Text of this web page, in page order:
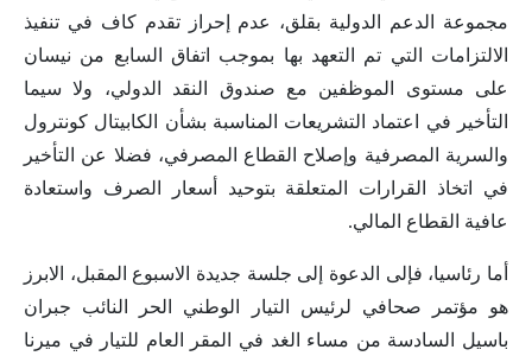
مجموعة الدعم الدولية بقلق، عدم إحراز تقدم كاف في تنفيذ
الالتزامات التي تم التعهد بها بموجب اتفاق السابع من نيسان
على مستوى الموظفين مع صندوق النقد الدولي، ولا سيما
التأخير في اعتماد التشريعات المناسبة بشأن الكابيتال كونترول
والسرية المصرفية وإصلاح القطاع المصرفي، فضلا عن التأخير
في اتخاذ القرارات المتعلقة بتوحيد أسعار الصرف واستعادة
عافية القطاع المالي.
أما رئاسيا، فإلى الدعوة إلى جلسة جديدة الاسبوع المقبل، الابرز
هو مؤتمر صحافي لرئيس التيار الوطني الحر النائب جبران
باسيل السادسة من مساء الغد في المقر العام للتيار في ميرنا